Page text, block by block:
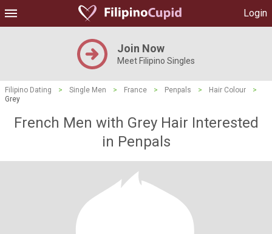
Login
Join Now
Meet Filipino Singles
Filipino Dating > Single Men > France > Penpals > Hair Colour
>
Grey
French Men with Grey Hair Interested
in Penpals